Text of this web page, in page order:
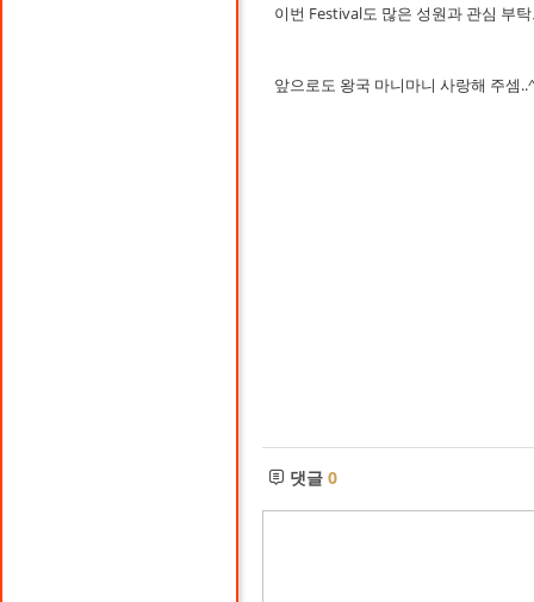
이번 Festival도 많은 성원과 관심 부
앞으로도 왕국 마니마니 사랑해 주셈
댓글 0